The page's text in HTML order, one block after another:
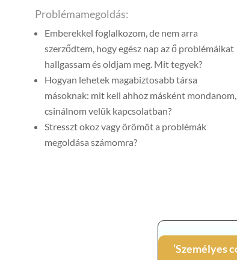
Problémamegoldás:
Emberekkel foglalkozom, de nem arra
szerződtem, hogy egész nap az ő problémáikat
hallgassam és oldjam meg. Mit tegyek?
Hogyan lehetek magabiztosabb társa
másoknak: mit kell ahhoz másként mondanom,
csinálnom velük kapcsolatban?
Stresszt okoz vagy örömöt a problémák
megoldása számomra?
‘Személyes